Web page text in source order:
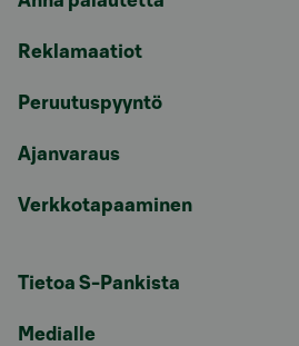
Reklamaatiot
Peruutuspyyntö
Ajanvaraus
Verkkotapaaminen
Tietoa S-Pankista
Medialle